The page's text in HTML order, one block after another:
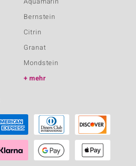
Bernstein
Citrin
Granat
Mondstein
mehr